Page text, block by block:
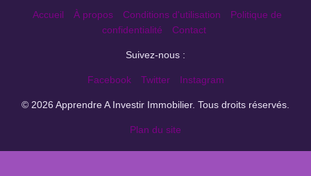
Accueil À propos Conditions d'utilisation
Politique de
confidentialité
Contact
Suivez-nous :
Facebook Twitter Instagram
© 2026 Apprendre A Investir Immobilier. Tous droits réservés.
Plan du site